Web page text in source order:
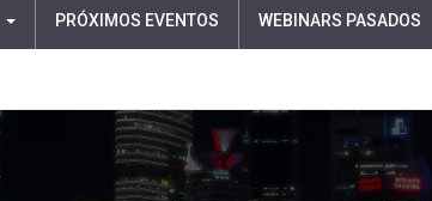
PRÓXIMOS EVENTOS WEBINARS PASADOS